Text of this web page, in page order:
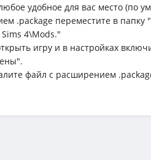
удобное для вас место (по
.package переместите в папку
4\Mods."
игру и в настройках
файл с расширением